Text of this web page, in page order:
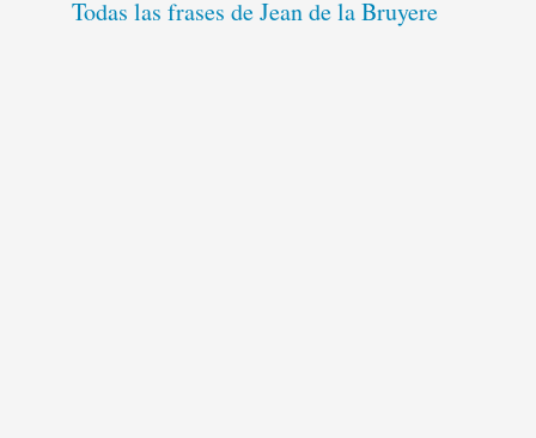
Todas las frases de Jean de la Bruyere